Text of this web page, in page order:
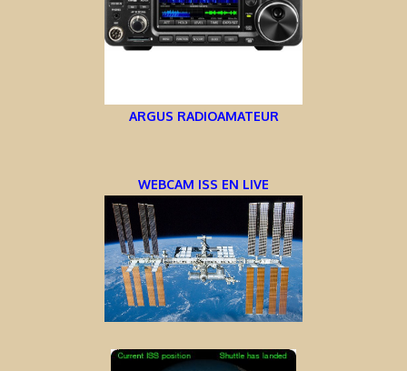
ARGUS RADIOAMATEUR
WEBCAM ISS EN LIVE